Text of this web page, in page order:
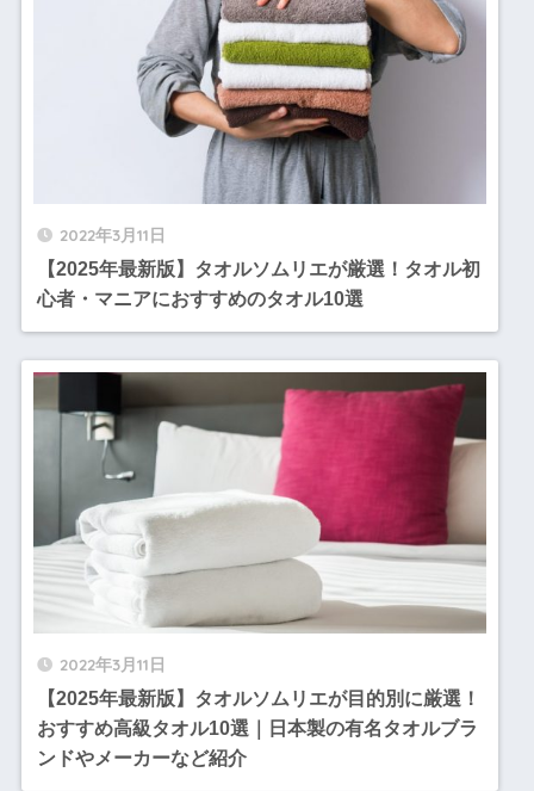
2022年3月11日
【2025年最新版】タオルソムリエが厳選！タオル初
心者・マニアにおすすめのタオル10選
2022年3月11日
【2025年最新版】タオルソムリエが目的別に厳選！
おすすめ高級タオル10選｜日本製の有名タオルブラ
ンドやメーカーなど紹介